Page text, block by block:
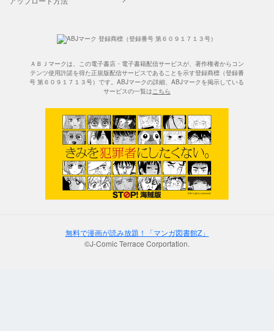
ＡＢＪマークは、この電子書店・電子書籍配信サービスが、著作権者からコン
テンツ使用許諾を得た正規版配信サービスであることを示す登録商標（登録番
号 第６０９１７１３号）です。ABJマークの詳細、ABJマークを掲示している
サービスの一覧はこちら
無料で漫画が読み放題！「マンガ図書館Z」
©J-Comic Terrace Corportation.